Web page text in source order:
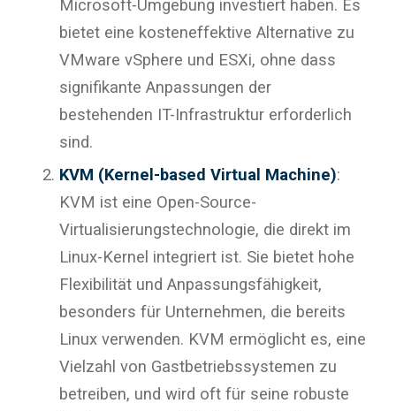
Microsoft-Umgebung investiert haben. Es
bietet eine kosteneffektive Alternative zu
VMware vSphere und ESXi, ohne dass
signifikante Anpassungen der
bestehenden IT-Infrastruktur erforderlich
sind.
KVM (Kernel-based Virtual Machine):
KVM ist eine Open-Source-
Virtualisierungstechnologie, die direkt im
Linux-Kernel integriert ist. Sie bietet hohe
Flexibilität und Anpassungsfähigkeit,
besonders für Unternehmen, die bereits
Linux verwenden. KVM ermöglicht es, eine
Vielzahl von Gastbetriebssystemen zu
betreiben, und wird oft für seine robuste